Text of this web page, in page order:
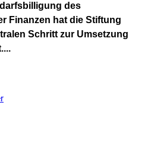
des
Finanzen hat die Stiftung
Schritt zur Umsetzung